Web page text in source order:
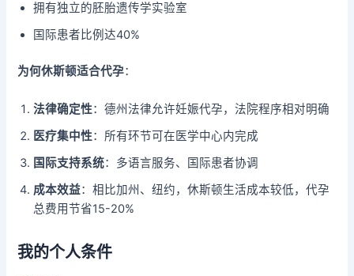
拥有独立的胚胎遗传学实验室
国际患者比例达40%
为何休斯顿适合代孕：
法律确定性：德州法律允许妊娠代孕，法院程序相对明确
医疗集中性：所有环节可在医学中心内完成
国际支持系统：多语言服务、国际患者协调
成本效益：相比加州、纽约，休斯顿生活成本较低，代孕
总费用节省15-20%
我的个人条件